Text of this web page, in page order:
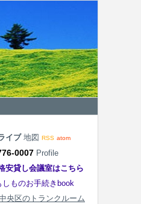
イブ 地図 RSS atom
0007 Profile
安貸し会議室はこちら
しものお手続きbook
央区のトランクルーム